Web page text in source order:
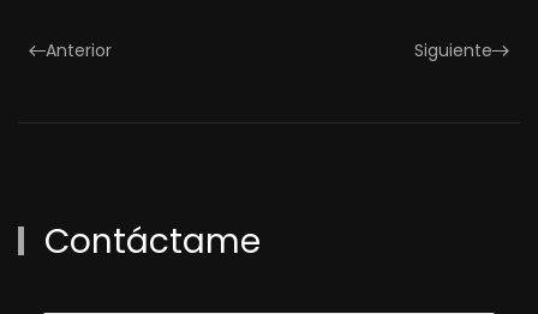
Anterior Siguiente
Contáctame